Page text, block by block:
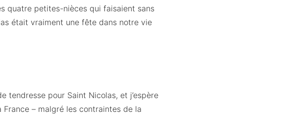
quatre petites-nièces qui faisaient sans
était vraiment une fête dans notre vie
tendresse pour Saint Nicolas, et j’espère
– malgré les contraintes de la